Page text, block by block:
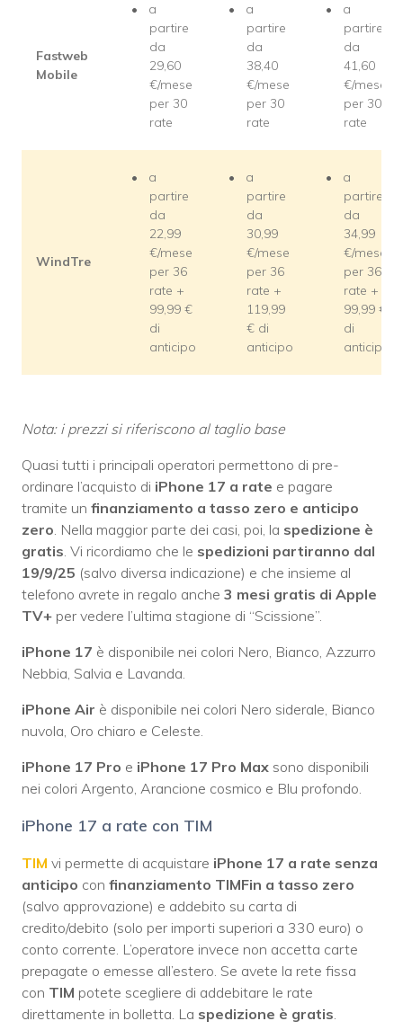
Fastweb
Mobile
a
partire
da
29,60
€/mese
per 30
rate
a
partire
da
38,40
€/mese
per 30
rate
a
partire
da
41,60
€/mese
per 30
rate
WindTre
a
partire
da
22,99
€/mese
per 36
rate +
99,99 €
di
anticipo
a
partire
da
30,99
€/mese
per 36
rate +
119,99
€ di
anticipo
a
partire
da
34,99
€/mese
per 36
rate +
99,99 €
di
anticipo
Nota: i prezzi si riferiscono al taglio base
Quasi tutti i principali operatori permettono di pre-
ordinare l’acquisto di iPhone 17 a rate e pagare
tramite un finanziamento a tasso zero e anticipo
zero. Nella maggior parte dei casi, poi, la spedizione è
gratis. Vi ricordiamo che le spedizioni partiranno dal
19/9/25 (salvo diversa indicazione) e che insieme al
telefono avrete in regalo anche 3 mesi gratis di Apple
TV+ per vedere l’ultima stagione di “Scissione”.
iPhone 17 è disponibile nei colori Nero, Bianco, Azzurro
Nebbia, Salvia e Lavanda.
iPhone Air è disponibile nei colori Nero siderale, Bianco
nuvola, Oro chiaro e Celeste.
iPhone 17 Pro e iPhone 17 Pro Max sono disponibili
nei colori Argento, Arancione cosmico e Blu profondo.
iPhone 17 a rate con TIM
TIM vi permette di acquistare iPhone 17 a rate senza
anticipo con finanziamento TIMFin a tasso zero
(salvo approvazione) e addebito su carta di
credito/debito (solo per importi superiori a 330 euro) o
conto corrente. L’operatore invece non accetta carte
prepagate o emesse all’estero. Se avete la rete fissa
con TIM potete scegliere di addebitare le rate
direttamente in bolletta. La spedizione è gratis.